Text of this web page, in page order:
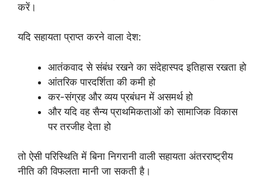
करें।
यदि सहायता प्राप्त करने वाला देश:
आतंकवाद से संबंध रखने का संदेहास्पद इतिहास रखता हो
आंतरिक पारदर्शिता की कमी हो
कर-संग्रह और व्यय प्रबंधन में असमर्थ हो
और यदि वह सैन्य प्राथमिकताओं को सामाजिक विकास
पर तरजीह देता हो
तो ऐसी परिस्थिति में बिना निगरानी वाली सहायता अंतरराष्ट्रीय
नीति की विफलता मानी जा सकती है।